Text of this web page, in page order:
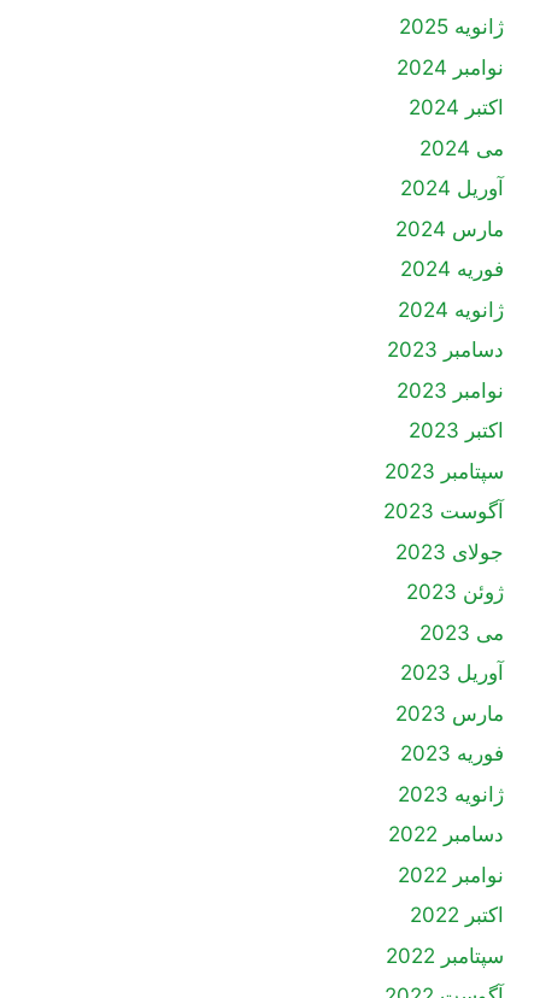
ژانویه 2025
نوامبر 2024
اکتبر 2024
می 2024
آوریل 2024
مارس 2024
فوریه 2024
ژانویه 2024
دسامبر 2023
نوامبر 2023
اکتبر 2023
سپتامبر 2023
آگوست 2023
جولای 2023
ژوئن 2023
می 2023
آوریل 2023
مارس 2023
فوریه 2023
ژانویه 2023
دسامبر 2022
نوامبر 2022
اکتبر 2022
سپتامبر 2022